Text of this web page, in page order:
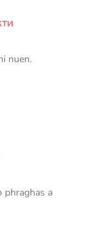
nuen.
phraghas a